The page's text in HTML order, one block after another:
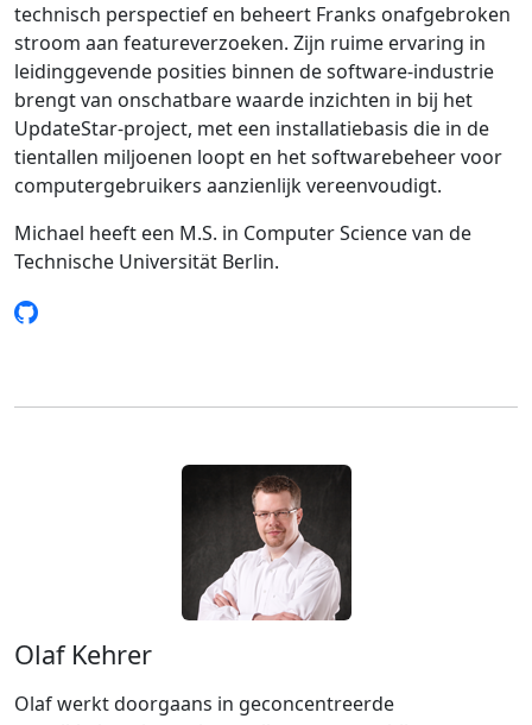
technisch perspectief en beheert Franks onafgebroken
stroom aan featureverzoeken. Zijn ruime ervaring in
leidinggevende posities binnen de software-industrie
brengt van onschatbare waarde inzichten in bij het
UpdateStar-project, met een installatiebasis die in de
tientallen miljoenen loopt en het softwarebeheer voor
computergebruikers aanzienlijk vereenvoudigt.
Michael heeft een M.S. in Computer Science van de
Technische Universität Berlin.
Olaf Kehrer
Olaf werkt doorgaans in geconcentreerde